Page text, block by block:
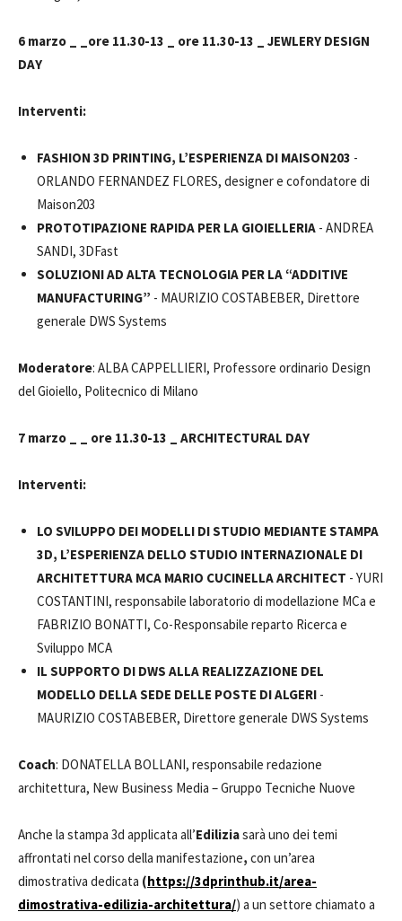
6 marzo _ _ore 11.30-13 _ ore 11.30-13 _ JEWLERY DESIGN
DAY
Interventi:
FASHION 3D PRINTING, L’ESPERIENZA DI MAISON203 -
ORLANDO FERNANDEZ FLORES, designer e cofondatore di
Maison203
PROTOTIPAZIONE RAPIDA PER LA GIOIELLERIA - ANDREA
SANDI, 3DFast
SOLUZIONI AD ALTA TECNOLOGIA PER LA “ADDITIVE
MANUFACTURING” - MAURIZIO COSTABEBER, Direttore
generale DWS Systems
Moderatore: ALBA CAPPELLIERI, Professore ordinario Design
del Gioiello, Politecnico di Milano
7 marzo _ _ ore 11.30-13 _ ARCHITECTURAL DAY
Interventi:
LO SVILUPPO DEI MODELLI DI STUDIO MEDIANTE STAMPA
3D, L’ESPERIENZA DELLO STUDIO INTERNAZIONALE DI
ARCHITETTURA MCA MARIO CUCINELLA ARCHITECT - YURI
COSTANTINI, responsabile laboratorio di modellazione MCa e
FABRIZIO BONATTI, Co-Responsabile reparto Ricerca e
Sviluppo MCA
IL SUPPORTO DI DWS ALLA REALIZZAZIONE DEL
MODELLO DELLA SEDE DELLE POSTE DI ALGERI -
MAURIZIO COSTABEBER, Direttore generale DWS Systems
Coach: DONATELLA BOLLANI, responsabile redazione
architettura, New Business Media – Gruppo Tecniche Nuove
Anche la stampa 3d applicata all’Ediliziasarà uno dei temi
affrontati nel corso della manifestazione, con un’area
dimostrativa dedicata (https://3dprinthub.it/area-
dimostrativa-edilizia-architettura/) a un settore chiamato a